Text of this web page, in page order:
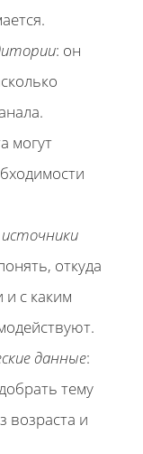
: он
могут
источники
откуда
с каким
данные:
тему
возраста и